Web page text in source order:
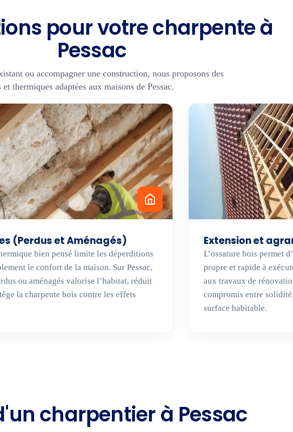
pour votre charpente à
Pessac
ou accompagner une construction, nous proposons des
thermiques adaptées aux maisons de Pessac.
(Perdus et Aménagés)
bien pensé limite les déperditions
le confort de la maison. Sur Pessac,
ou aménagés valorise l’habitat, réduit
la charpente bois contre les effets
Extension et
L’ossature bois permet
propre et rapide à
aux travaux de
compromis entre
surface habitable.
charpentier à Pessac